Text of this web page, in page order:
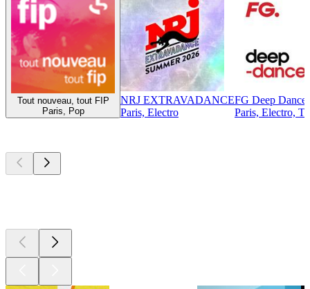
Tout nouveau, tout FIP
Paris, Pop
NRJ EXTRAVADANCE
Paris, Electro
FG Deep Dance
Paris, Electro,